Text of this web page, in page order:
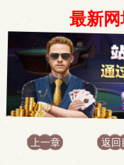
最新网
上一章 返回